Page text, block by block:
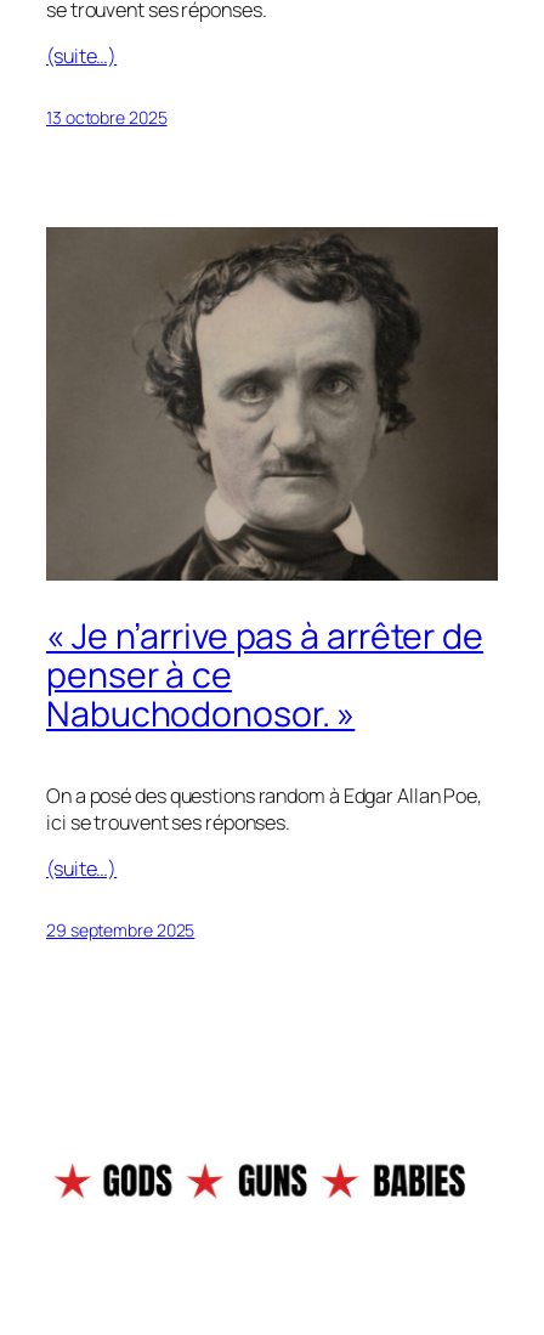
se trouvent ses réponses.
(suite…)
13 octobre 2025
« Je n’arrive pas à arrêter de
penser à ce
Nabuchodonosor. »
On a posé des questions random à Edgar Allan Poe,
ici se trouvent ses réponses.
(suite…)
29 septembre 2025